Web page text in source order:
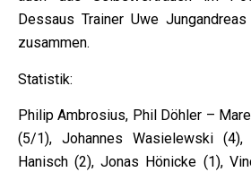
Dessaus Trainer Uwe
zusammen.
Statistik:
Philip Ambrosius, Phil Döhler –
(5/1), Johannes Wasielewski
Hanisch (2), Jonas Hönicke (1),